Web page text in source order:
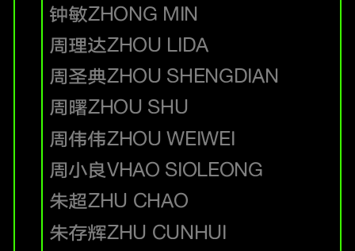
钟敏ZHONG MIN
周理达ZHOU LIDA
周圣典ZHOU SHENGDIAN
周曙ZHOU SHU
周伟伟ZHOU WEIWEI
周小良VHAO SIOLEONG
朱超ZHU CHAO
朱存辉ZHU CUNHUI